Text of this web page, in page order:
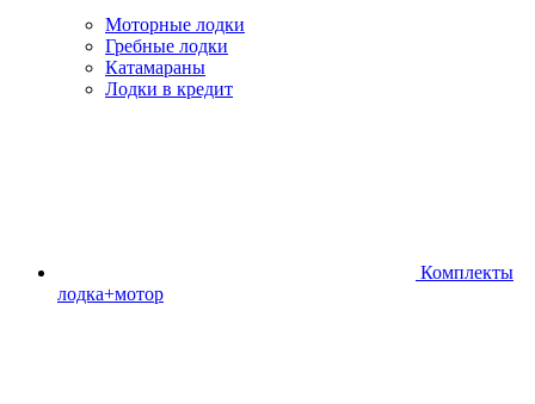
Моторные лодки
Гребные лодки
Катамараны
Лодки в кредит
Комплекты
лодка+мотор